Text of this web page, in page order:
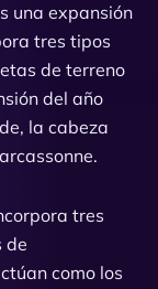
una expansión
tres tipos
de terreno
del año
la cabeza
tres
de
como los